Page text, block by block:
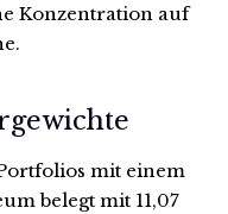
Konzentration auf
mit einem
belegt mit 11,07